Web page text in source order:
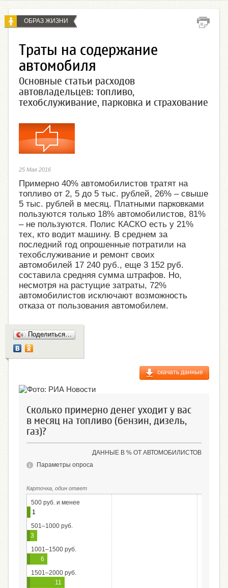
ОБРАЗ ЖИЗНИ
Траты на содержание
автомобиля
Основные статьи расходов
автовладельцев: топливо,
техобслуживание, парковка и страхование
25 Мая 2016
Примерно 40% автомобилистов тратят на
топливо от 2, 5 до 5 тыс. рублей, 26% – свыше
5 тыс. рублей в месяц. Платными парковками
пользуются только 18% автомобилистов, 81%
– не пользуются. Полис КАСКО есть у 21%
тех, кто водит машину. В среднем за
последний год опрошенные потратили на
техобслуживание и ремонт своих
автомобилей 17 240 руб., еще 3 152 руб.
составила средняя сумма штрафов. Но,
несмотря на растущие затраты, 72%
автомобилистов исключают возможность
отказа от пользования автомобилем.
скачать данные
Сколько примерно денег уходит у вас
в месяц на топливо (бензин, дизель,
газ)?
ДАННЫЕ В % ОТ АВТОМОБИЛИСТОВ
Параметры опроса
Карточка, один ответ
500 руб. и менее
1
501–1000 руб.
3
1001–1500 руб.
6
1501–2000 руб.
11
Поделиться…